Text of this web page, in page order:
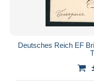
Deutsches Reich EF